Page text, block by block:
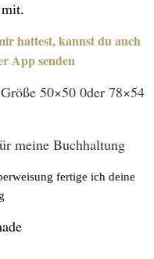
hattest, kannst du auch
App senden
50×50 0der 78×54
meine Buchhaltung
fertige ich deine